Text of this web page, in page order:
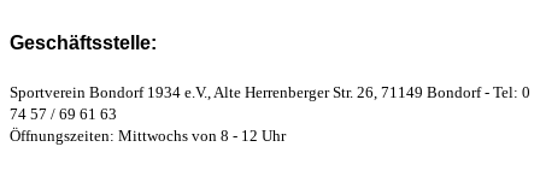
Geschäftsstelle:
Sportverein Bondorf 1934 e.V., Alte Herrenberger Str. 26, 71149 Bondorf - Tel: 0
74 57 / 69 61 63
Öffnungszeiten: Mittwochs von 8 - 12 Uhr